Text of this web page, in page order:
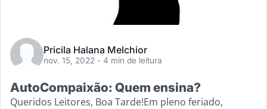
Pricila Halana Melchior
nov. 15, 2022 - 4 min de leitura
AutoCompaixão: Quem ensina?
Queridos Leitores, Boa Tarde!Em pleno feriado,